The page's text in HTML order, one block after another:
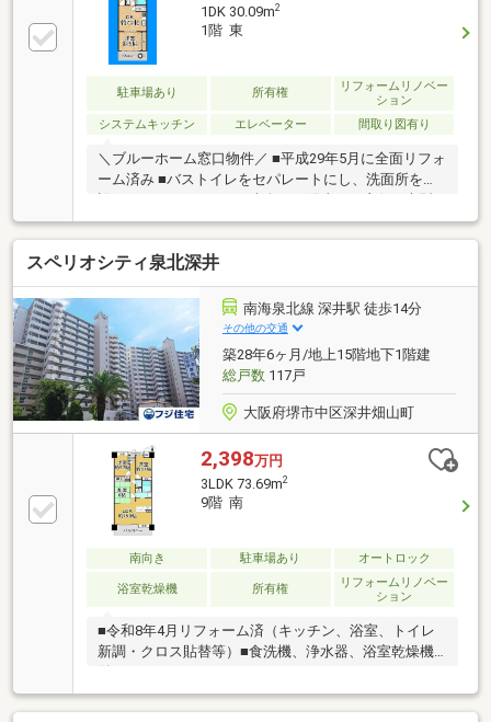
1DK 30.09m2
1階 東
駐車場あり 所有権
リフォームリノベー
ション
システムキッチン
エレベーター 間取り図有り
＼ブルーホーム窓口物件／ ■平成29年5月に全面リフォ
ーム済み ■バストイレをセパレートにし、洗面所を増
クローゼット有 ■バルコニーに水栓有り
スペリオシティ泉北深井
南海泉北線 深井駅 徒歩14分
その他の交通
築28年6ヶ月/地上15階地下1階建
総戸数117戸
大阪府堺市中区深井畑山町
2,398万円
3LDK 73.69m2
9階 南
南向き 駐車場あり オートロック
浴室乾燥機 所有権
リフォームリノベー
ション
■令和8年4月リフォーム済（キッチン、浴室、トイレ
新調・クロス貼替等）■食洗機、浄水器、浴室乾燥機